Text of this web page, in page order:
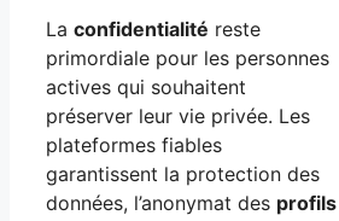
La confidentialité reste
primordiale pour les personnes
actives qui souhaitent
préserver leur vie privée. Les
plateformes fiables
garantissent la protection des
données, l’anonymat des profils